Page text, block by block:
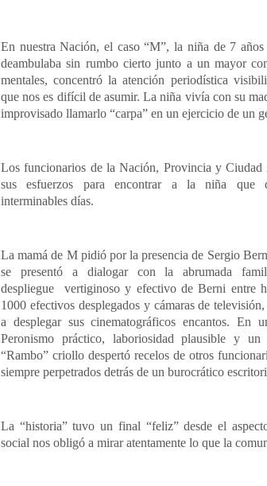
En nuestra Nación, el caso “M”, la niña de 7 años
deambulaba sin rumbo cierto junto a un mayor
mentales, concentró la atención periodística
que nos es difícil de asumir. La niña vivía con su
improvisado llamarlo “carpa” en un ejercicio de un
Los funcionarios de la Nación, Provincia y Ciudad
sus esfuerzos para encontrar a la niña que
interminables días.
La mamá de M pidió por la presencia de Sergio
se presentó a dialogar con la abrumada
despliegue vertiginoso y efectivo de Berni entre
1000 efectivos desplegados y cámaras de
a desplegar sus cinematográficos encantos. En
Peronismo práctico, laboriosidad plausible y
“Rambo” criollo despertó recelos de otros
siempre perpetrados detrás de un burocrático
La “historia” tuvo un final “feliz” desde el
social nos obligó a mirar atentamente lo que la